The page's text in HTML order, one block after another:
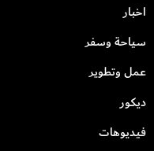
اخبار
سياحة وسفر
عمل وتطوير
ديكور
فيديوهات